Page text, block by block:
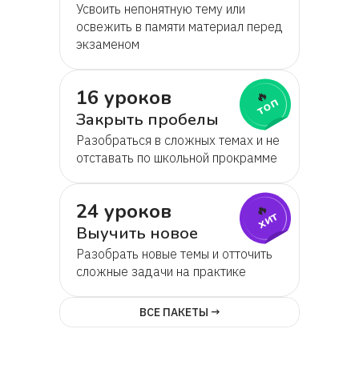
Вячеслав
Артем
Оксана Дмитрашкова
Ирина
Алина
Анна
Анатолий
Усвоить непонятную тему или
освежить в памяти материал перед
экзаменом
16 уроков
Закрыть пробелы
Разобраться в сложных темах и не
отставать по школьной прокрамме
🔥
топ
24 уроков
Выучить новое
Разобрать новые темы и отточить
сложные задачи на практике
🔥
хит
ВСЕ ПАКЕТЫ →